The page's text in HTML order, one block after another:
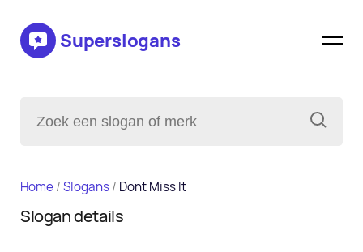
Superslogans
Home/Slogans/ Dont Miss It
Slogan details